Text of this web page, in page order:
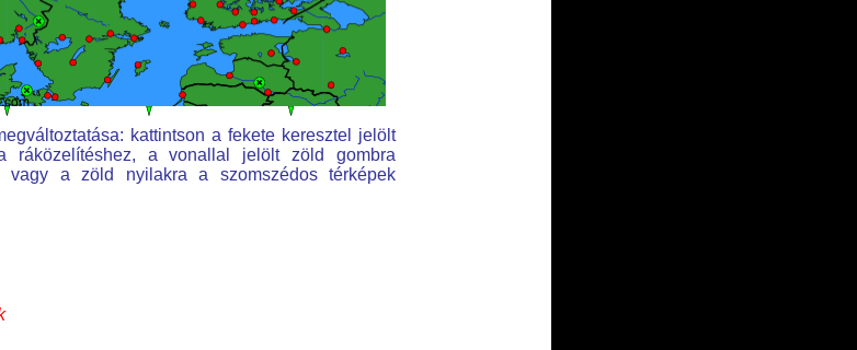
kattintson a fekete keresztel jelölt
ráközelítéshez, a vonallal jelölt zöld gombra
vagy a zöld nyilakra a szomszédos térképek